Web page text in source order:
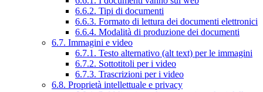
6.6.2. Tipi di documenti
6.6.3. Formato di lettura dei documenti elettronici
6.6.4. Modalità di produzione dei documenti
6.7. Immagini e video
6.7.1. Testo alternativo (alt text) per le immagini
6.7.2. Sottotitoli per i video
6.7.3. Trascrizioni per i video
6.8. Proprietà intellettuale e privacy